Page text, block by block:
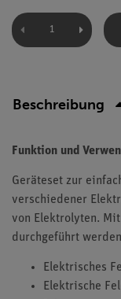
Beschreibung
Funktion und
Geräteset zur
verschiedener
von Elektrolyten. Mit
durchgeführt
Elektrisches
Elektrische